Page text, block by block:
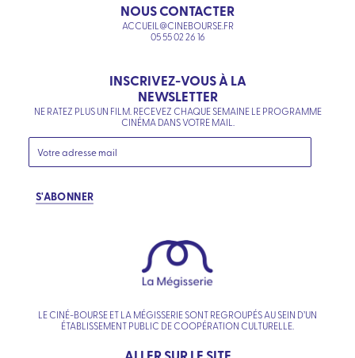
NOUS CONTACTER
ACCUEIL@CINEBOURSE.FR
05 55 02 26 16
INSCRIVEZ-VOUS À LA
NEWSLETTER
NE RATEZ PLUS UN FILM. RECEVEZ CHAQUE SEMAINE LE PROGRAMME
CINÉMA DANS VOTRE MAIL.
S'ABONNER
LE CINÉ-BOURSE ET LA MÉGISSERIE SONT REGROUPÉS AU SEIN D’UN
ÉTABLISSEMENT PUBLIC DE COOPÉRATION CULTURELLE.